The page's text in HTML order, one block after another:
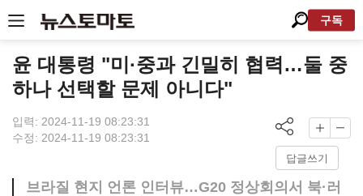
구독
윤 대통령 "미·중과 긴밀히 협력…둘 중
하나 선택할 문제 아니다"
입력: 2024-11-19 08:23:31
수정: 2024-11-19 08:23:31
답글쓰기
브라질 현지 언론 인터뷰…G20 정상회의서 북·러